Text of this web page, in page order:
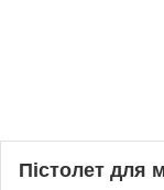
Пістолет для